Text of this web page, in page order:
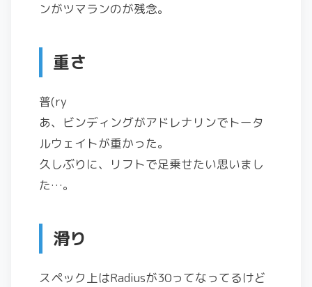
ンがツマランのが残念。
重さ
普(ry
あ、ビンディングがアドレナリンでトータ
ルウェイトが重かった。
久しぶりに、リフトで足乗せたい思いまし
た…。
滑り
スペック上はRadiusが30ってなってるけど